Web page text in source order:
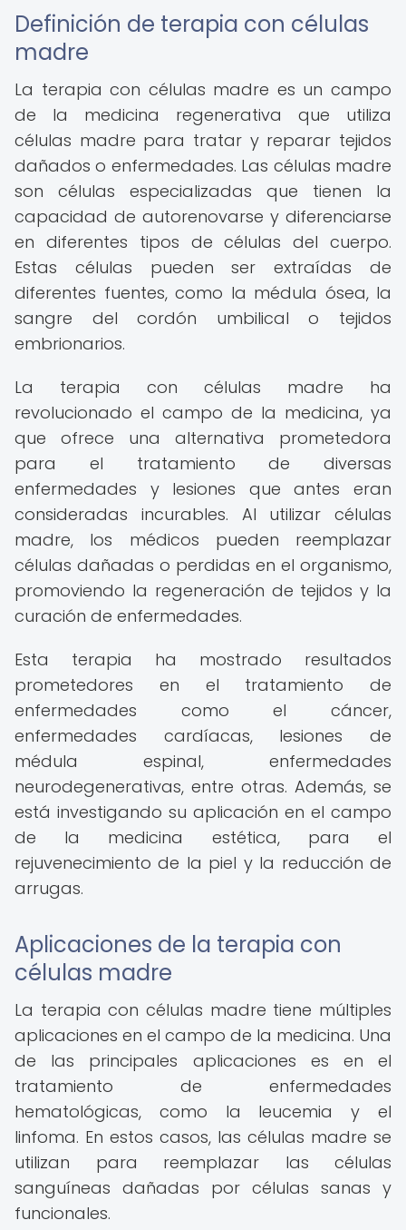
Definición de terapia con células
madre
La terapia con células madre es un campo
de la medicina regenerativa que utiliza
células madre para tratar y reparar tejidos
dañados o enfermedades. Las células madre
son células especializadas que tienen la
capacidad de autorenovarse y diferenciarse
en diferentes tipos de células del cuerpo.
Estas células pueden ser extraídas de
diferentes fuentes, como la médula ósea, la
sangre del cordón umbilical o tejidos
embrionarios.
La terapia con células madre ha
revolucionado el campo de la medicina, ya
que ofrece una alternativa prometedora
para el tratamiento de diversas
enfermedades y lesiones que antes eran
consideradas incurables. Al utilizar células
madre, los médicos pueden reemplazar
células dañadas o perdidas en el organismo,
promoviendo la regeneración de tejidos y la
curación de enfermedades.
Esta terapia ha mostrado resultados
prometedores en el tratamiento de
enfermedades como el cáncer,
enfermedades cardíacas, lesiones de
médula espinal, enfermedades
neurodegenerativas, entre otras. Además, se
está investigando su aplicación en el campo
de la medicina estética, para el
rejuvenecimiento de la piel y la reducción de
arrugas.
Aplicaciones de la terapia con
células madre
La terapia con células madre tiene múltiples
aplicaciones en el campo de la medicina. Una
de las principales aplicaciones es en el
tratamiento de enfermedades
hematológicas, como la leucemia y el
linfoma. En estos casos, las células madre se
utilizan para reemplazar las células
sanguíneas dañadas por células sanas y
funcionales.